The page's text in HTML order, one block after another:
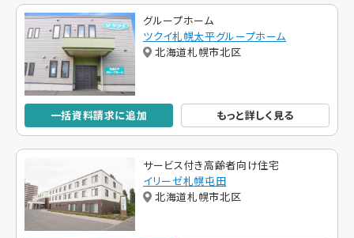
グループホーム
ツクイ札幌太平グループホーム
北海道札幌市北区
一括資料請求に追加 もっと詳しく見る
サービス付き高齢者向け住宅
イリーゼ札幌屯田
北海道札幌市北区